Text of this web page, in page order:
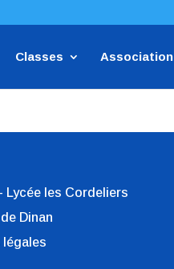
Classes Association
Lycée les Cordeliers
Dinan
légales